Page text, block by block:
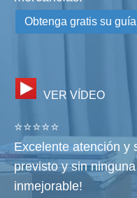
Obtenga gratis su
VER VÍDEO
⭐⭐⭐⭐⭐
Excelente atención y
previsto y sin
inmejorable!